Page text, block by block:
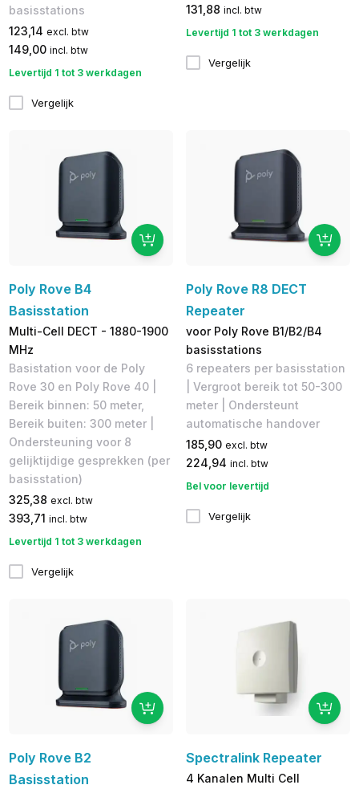
basisstations
123,14 excl. btw
149,00 incl. btw
Levertijd 1 tot 3 werkdagen
Vergelijk
131,88 incl. btw
Levertijd 1 tot 3 werkdagen
Vergelijk
Poly Rove B4
Basisstation
Multi-Cell DECT - 1880-1900
MHz
Basistation voor de Poly
Rove 30 en Poly Rove 40 |
Bereik binnen: 50 meter,
Bereik buiten: 300 meter |
Ondersteuning voor 8
gelijktijdige gesprekken (per
basisstation)
325,38 excl. btw
393,71 incl. btw
Levertijd 1 tot 3 werkdagen
Vergelijk
Poly Rove R8 DECT
Repeater
voor Poly Rove B1/B2/B4
basisstations
6 repeaters per basisstation
| Vergroot bereik tot 50-300
meter | Ondersteunt
automatische handover
185,90 excl. btw
224,94 incl. btw
Bel voor levertijd
Vergelijk
Poly Rove B2
Basisstation
Spectralink Repeater
4 Kanalen Multi Cell